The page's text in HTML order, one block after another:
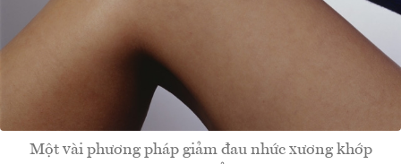
Một vài phương pháp giảm đau nhức xương khớp